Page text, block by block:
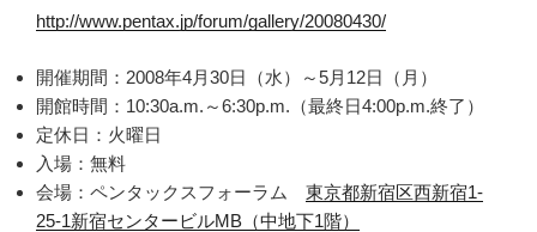
http://www.pentax.jp/forum/gallery/20080430/
開催期間：2008年4月30日（水）～5月12日（月）
開館時間：10:30a.m.～6:30p.m.（最終日4:00p.m.終了）
定休日：火曜日
入場：無料
会場：ペンタックスフォーラム 東京都新宿区西新宿1-
25-1新宿センタービルMB（中地下1階）